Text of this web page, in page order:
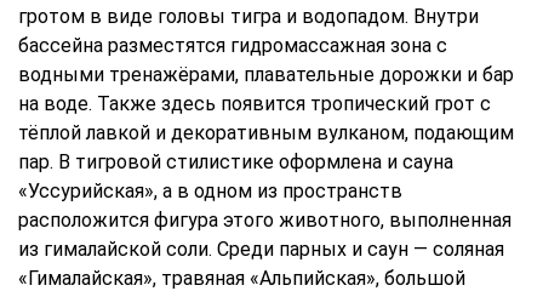
гротом в виде головы тигра и водопадом. Внутри
бассейна разместятся гидромассажная зона с
водными тренажёрами, плавательные дорожки и бар
на воде. Также здесь появится тропический грот с
тёплой лавкой и декоративным вулканом, подающим
пар. В тигровой стилистике оформлена и сауна
«Уссурийская», а в одном из пространств
расположится фигура этого животного, выполненная
из гималайской соли. Среди парных и саун — соляная
«Гималайская», травяная «Альпийская», большой